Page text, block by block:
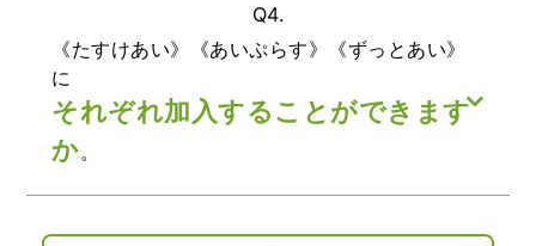
Q4.
《たすけあい》《あいぷらす》《ずっとあい》
に
それぞれ加入することができます
か。